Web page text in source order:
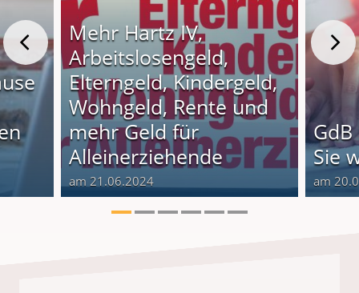
Mehr Hartz IV,
Arbeitslosengeld,
Elterngeld, Kindergeld,
Wohngeld, Rente und
mehr Geld für
Alleinerziehende
am 21.06.2024
Sie
am